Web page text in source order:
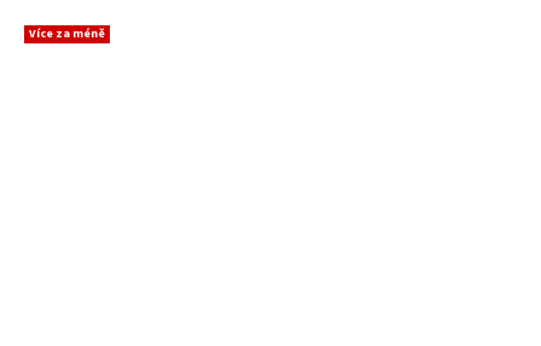
Více za méně